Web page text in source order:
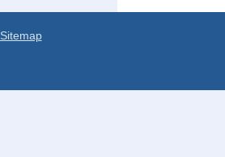
Sitemap